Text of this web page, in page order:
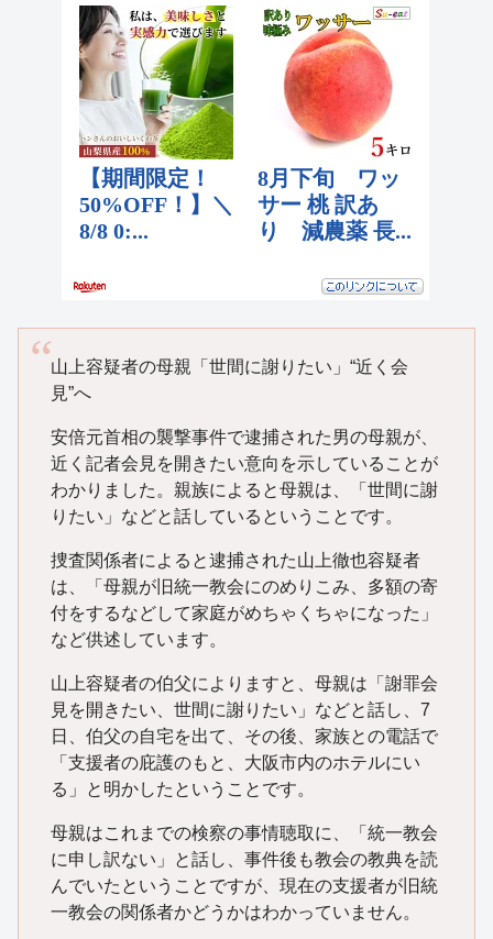
山上容疑者の母親「世間に謝りたい」“近く会
見”へ
安倍元首相の襲撃事件で逮捕された男の母親が、
近く記者会見を開きたい意向を示していることが
わかりました。親族によると母親は、「世間に謝
りたい」などと話しているということです。
捜査関係者によると逮捕された山上徹也容疑者
は、「母親が旧統一教会にのめりこみ、多額の寄
付をするなどして家庭がめちゃくちゃになった」
など供述しています。
山上容疑者の伯父によりますと、母親は「謝罪会
見を開きたい、世間に謝りたい」などと話し、7
日、伯父の自宅を出て、その後、家族との電話で
「支援者の庇護のもと、大阪市内のホテルにい
る」と明かしたということです。
母親はこれまでの検察の事情聴取に、「統一教会
に申し訳ない」と話し、事件後も教会の教典を読
んでいたということですが、現在の支援者が旧統
一教会の関係者かどうかはわかっていません。